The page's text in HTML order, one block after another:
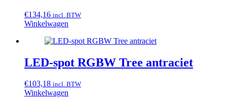
€134,16 incl. BTW
Winkelwagen
LED-spot RGBW Tree antraciet
€103,18 incl. BTW
Winkelwagen